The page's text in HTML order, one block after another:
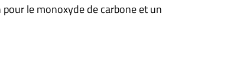
le monoxyde de carbone et un